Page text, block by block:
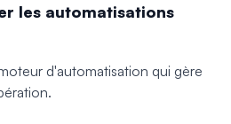
les automatisations
d'automatisation qui gère